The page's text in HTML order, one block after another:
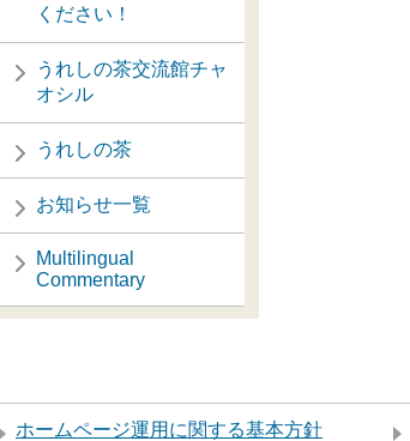
ください！
うれしの茶交流館チャ
オシル
うれしの茶
お知らせ一覧
Multilingual
Commentary
ホームページ運用に関する基本方針